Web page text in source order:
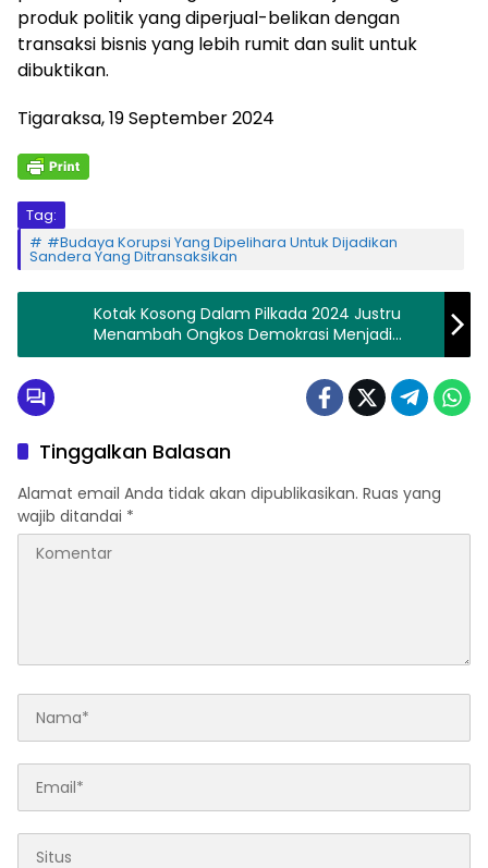
produk politik yang diperjual-belikan dengan
transaksi bisnis yang lebih rumit dan sulit untuk
dibuktikan.
Tigaraksa, 19 September 2024
Tag:
#Budaya Korupsi Yang Dipelihara Untuk Dijadikan
Sandera Yang Ditransaksikan
Kotak Kosong Dalam Pilkada 2024 Justru
Menambah Ongkos Demokrasi Menjadi
Yang Sangat Mahal
Tinggalkan Balasan
Alamat email Anda tidak akan dipublikasikan. Ruas yang
wajib ditandai *